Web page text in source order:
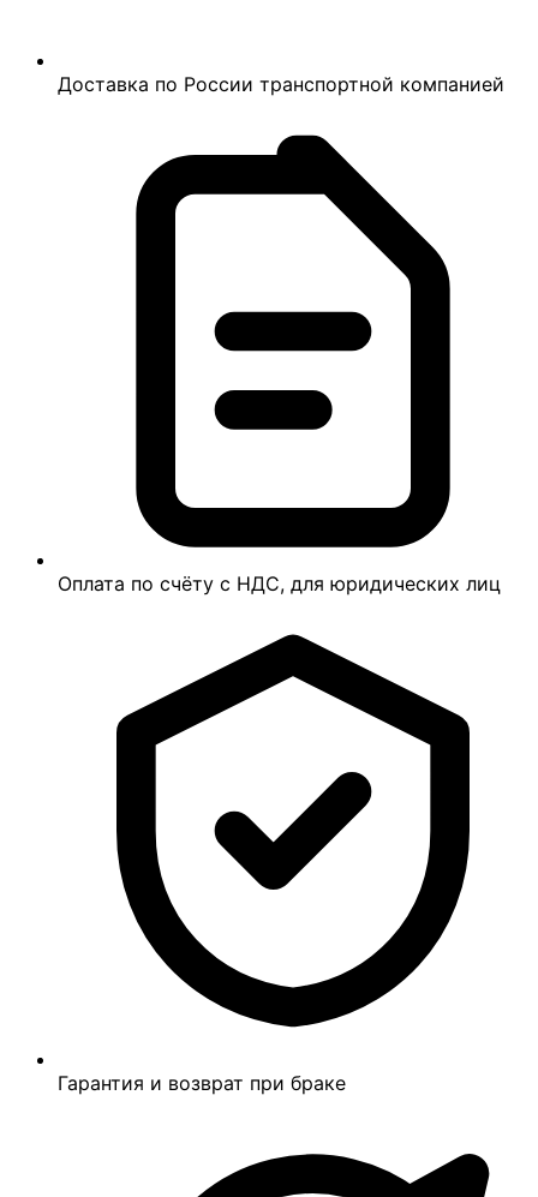
Доставка по России транспортной компанией
Оплата по счёту с НДС, для юридических лиц
Гарантия и возврат при браке